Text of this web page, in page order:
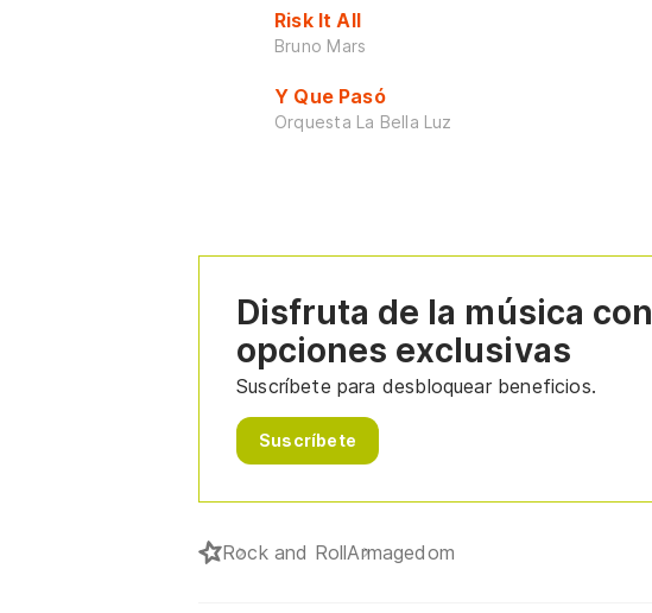
Risk It All
Bruno Mars
Y Que Pasó
Orquesta La Bella Luz
Disfruta de la música con
opciones exclusivas
Suscríbete para desbloquear beneficios.
Suscríbete
Rock and RollArmagedom